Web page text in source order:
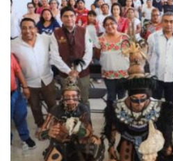
Miguel Sánchez Orozco, el
unidad de salud mental en la
que la dirección de Salud
con diferentes eventos,
enfocados en detectar a
preparatoria, universidad y